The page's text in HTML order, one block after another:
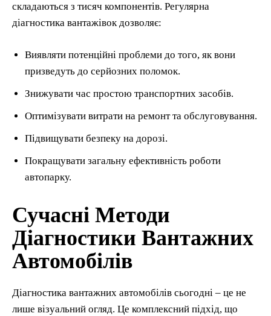
складаються з тисяч компонентів. Регулярна
діагностика вантажівок дозволяє:
Виявляти потенційні проблеми до того, як вони
призведуть до серйозних поломок.
Знижувати час простою транспортних засобів.
Оптимізувати витрати на ремонт та обслуговування.
Підвищувати безпеку на дорозі.
Покращувати загальну ефективність роботи
автопарку.
Сучасні Методи
Діагностики Вантажних
Автомобілів
Діагностика вантажних автомобілів сьогодні – це не
лише візуальний огляд. Це комплексний підхід, що